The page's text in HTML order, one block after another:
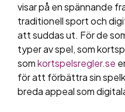
visar på en spännande
traditionell sport och
att suddas ut. För de
typer av spel, som
somkortspelsregler.se
för att förbättra sin
breda appeal som